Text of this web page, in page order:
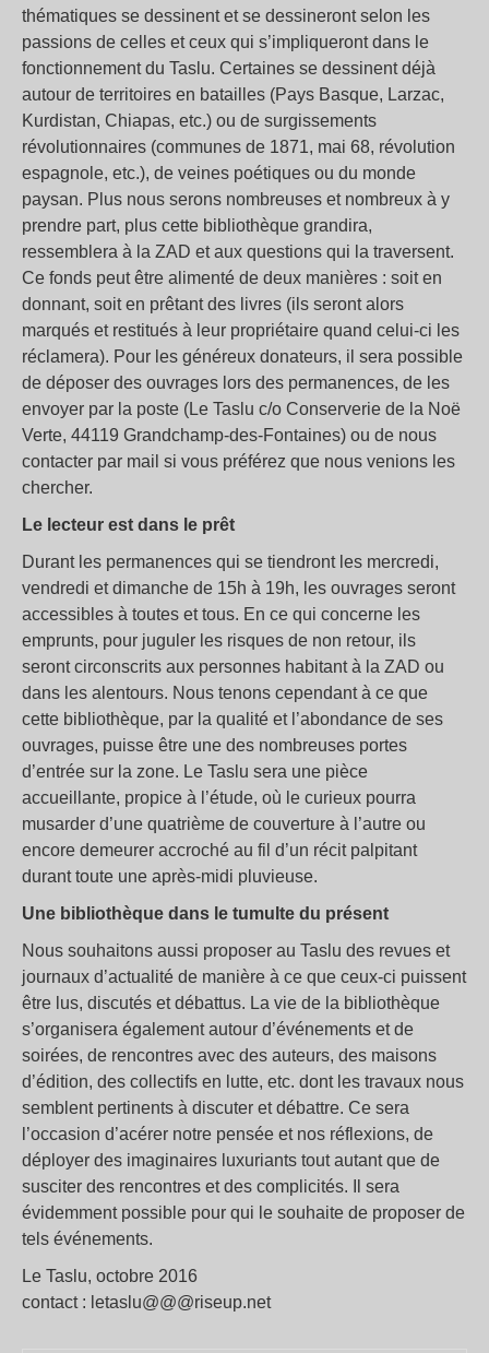
thématiques se dessinent et se dessineront selon les
passions de celles et ceux qui s’impliqueront dans le
fonctionnement du Taslu. Certaines se dessinent déjà
autour de territoires en batailles (Pays Basque, Larzac,
Kurdistan, Chiapas, etc.) ou de surgissements
révolutionnaires (communes de 1871, mai 68, révolution
espagnole, etc.), de veines poétiques ou du monde
paysan. Plus nous serons nombreuses et nombreux à y
prendre part, plus cette bibliothèque grandira,
ressemblera à la ZAD et aux questions qui la traversent.
Ce fonds peut être alimenté de deux manières : soit en
donnant, soit en prêtant des livres (ils seront alors
marqués et restitués à leur propriétaire quand celui-ci les
réclamera). Pour les généreux donateurs, il sera possible
de déposer des ouvrages lors des permanences, de les
envoyer par la poste (Le Taslu c/o Conserverie de la Noë
Verte, 44119 Grandchamp-des-Fontaines) ou de nous
contacter par mail si vous préférez que nous venions les
chercher.
Le lecteur est dans le prêt
Durant les permanences qui se tiendront les mercredi,
vendredi et dimanche de 15h à 19h, les ouvrages seront
accessibles à toutes et tous. En ce qui concerne les
emprunts, pour juguler les risques de non retour, ils
seront circonscrits aux personnes habitant à la ZAD ou
dans les alentours. Nous tenons cependant à ce que
cette bibliothèque, par la qualité et l’abondance de ses
ouvrages, puisse être une des nombreuses portes
d’entrée sur la zone. Le Taslu sera une pièce
accueillante, propice à l’étude, où le curieux pourra
musarder d’une quatrième de couverture à l’autre ou
encore demeurer accroché au fil d’un récit palpitant
durant toute une après-midi pluvieuse.
Une bibliothèque dans le tumulte du présent
Nous souhaitons aussi proposer au Taslu des revues et
journaux d’actualité de manière à ce que ceux-ci puissent
être lus, discutés et débattus. La vie de la bibliothèque
s’organisera également autour d’événements et de
soirées, de rencontres avec des auteurs, des maisons
d’édition, des collectifs en lutte, etc. dont les travaux nous
semblent pertinents à discuter et débattre. Ce sera
l’occasion d’acérer notre pensée et nos réflexions, de
déployer des imaginaires luxuriants tout autant que de
susciter des rencontres et des complicités. Il sera
évidemment possible pour qui le souhaite de proposer de
tels événements.
Le Taslu, octobre 2016
contact : letaslu@@@riseup.net